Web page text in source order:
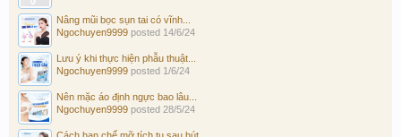
Nâng mũi bọc sụn tai có vĩnh...
Ngochuyen9999 posted 14/6/24
Lưu ý khi thực hiện phẫu thuật...
Ngochuyen9999 posted 1/6/24
Nên mặc áo định ngực bao lâu...
Ngochuyen9999 posted 28/5/24
Cách hạn chế mỡ tích tụ sau hút...